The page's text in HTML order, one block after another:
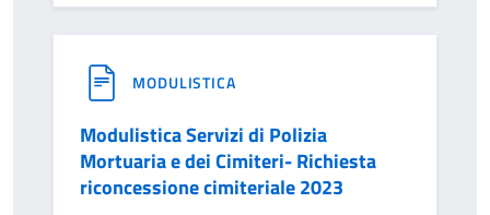
MODULISTICA
Modulistica Servizi di Polizia
Mortuaria e dei Cimiteri- Richiesta
riconcessione cimiteriale 2023